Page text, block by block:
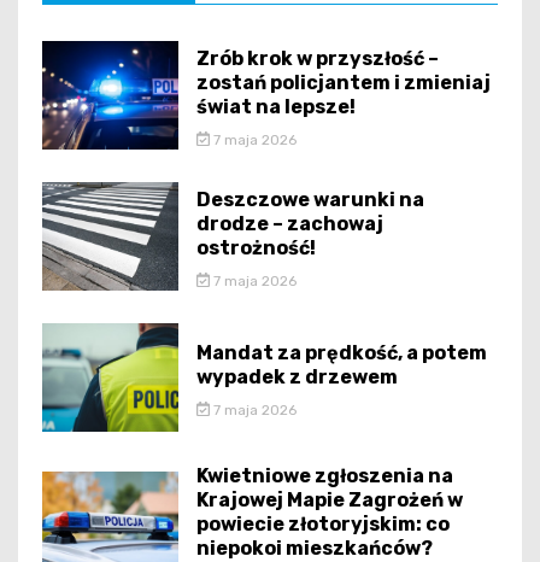
Zrób krok w przyszłość –
zostań policjantem i zmieniaj
świat na lepsze!
7 maja 2026
Deszczowe warunki na
drodze – zachowaj
ostrożność!
7 maja 2026
Mandat za prędkość, a potem
wypadek z drzewem
7 maja 2026
Kwietniowe zgłoszenia na
Krajowej Mapie Zagrożeń w
powiecie złotoryjskim: co
niepokoi mieszkańców?